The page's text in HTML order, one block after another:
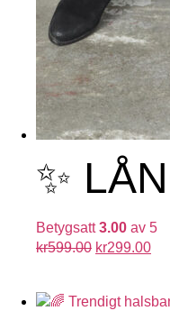
✨
Betygsatt3.00 av 5
kr599.00 kr299.00